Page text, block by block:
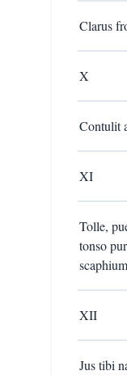
Clarus
X
Contulit
XI
Tolle,
tonso
XII
Jus tibi